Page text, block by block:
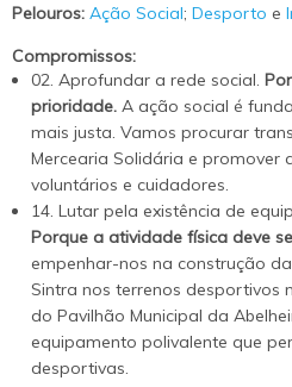
Pelouros: Ação Social; Desporto e
Compromissos:
02. Aprofundar a rede social.
prioridade.A ação social é
mais justa. Vamos procurar
Mercearia Solidária e promover
voluntários e cuidadores.
14. Lutar pela existência de
Porque a atividade física deve
empenhar-nos na construção
Sintra nos terrenos desportivos
do Pavilhão Municipal da
equipamento polivalente que
desportivas.